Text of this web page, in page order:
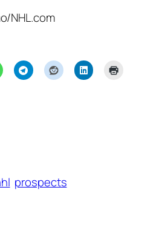
NHL.com
prospects